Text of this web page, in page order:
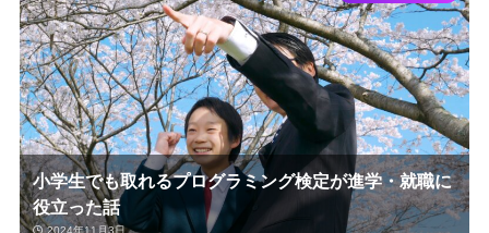
小学生でも取れるプログラミング検定が進学・就職に
役立った話
2024年11月3日